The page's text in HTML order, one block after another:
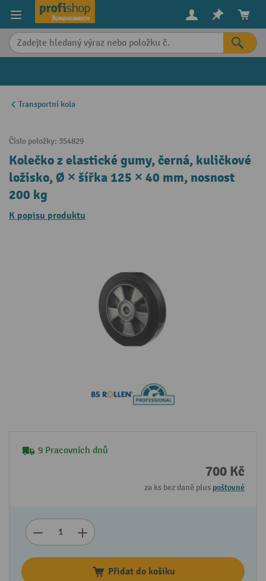
content
Transportní kola
Číslo položky: 354829
Kolečko z elastické gumy, černá, kuličkové
ložisko, Ø × šířka 125 × 40 mm, nosnost
200 kg
K popisu produktu
9 Pracovních dnů
700 Kč
za ks bez daně plus poštovné
Přidat do košíku